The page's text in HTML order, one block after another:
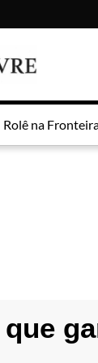
Rolê na